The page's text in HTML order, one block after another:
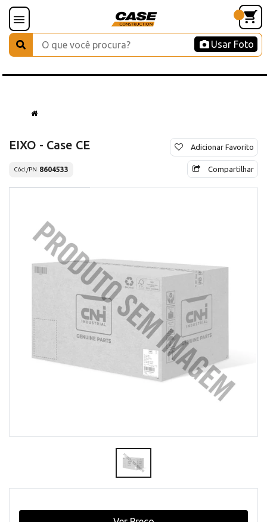
Usar Foto
EIXO - Case CE
Cód./PN 8604533
Adicionar Favorito
Compartilhar